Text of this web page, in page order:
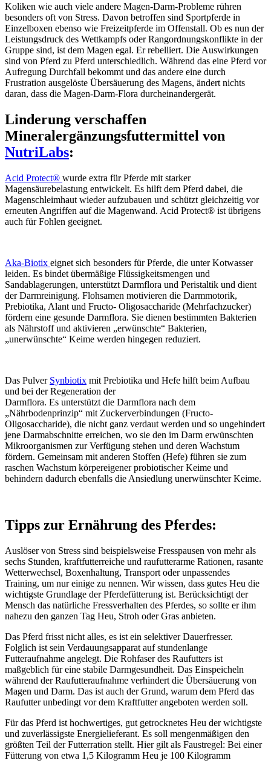
Koliken wie auch viele andere Magen-Darm-Probleme rühren
besonders oft von Stress. Davon betroffen sind Sportpferde in
Einzelboxen ebenso wie Freizeitpferde im Offenstall. Ob es nun der
Leistungsdruck des Wettkampfs oder Rangordnungskonflikte in der
Gruppe sind, ist dem Magen egal. Er rebelliert. Die Auswirkungen
sind von Pferd zu Pferd unterschiedlich. Während das eine Pferd vor
Aufregung Durchfall bekommt und das andere eine durch
Frustration ausgelöste Übersäuerung des Magens, ändert nichts
daran, dass die Magen-Darm-Flora durcheinandergerät.
Linderung verschaffen
Mineralergänzungsfuttermittel von
NutriLabs:
Acid Protect® wurde extra für Pferde mit starker
Magensäurebelastung entwickelt. Es hilft dem Pferd dabei, die
Magenschleimhaut wieder aufzubauen und schützt gleichzeitig vor
erneuten Angriffen auf die Magenwand. Acid Protect® ist übrigens
auch für Fohlen geeignet.
Aka-Biotix eignet sich besonders für Pferde, die unter Kotwasser
leiden. Es bindet übermäßige Flüssigkeitsmengen und
Sandablagerungen, unterstützt Darmflora und Peristaltik und dient
der Darmreinigung. Flohsamen motivieren die Darmmotorik,
Prebiotika, Alant und Fructo- Oligosaccharide (Mehrfachzucker)
fördern eine gesunde Darmflora. Sie dienen bestimmten Bakterien
als Nährstoff und aktivieren „erwünschte“ Bakterien,
„unerwünschte“ Keime werden hingegen reduziert.
Das Pulver Synbiotix mit Prebiotika und Hefe hilft beim Aufbau
und bei der Regeneration der
Darmflora. Es unterstützt die Darmflora nach dem
„Nährbodenprinzip“ mit Zuckerverbindungen (Fructo-
Oligosaccharide), die nicht ganz verdaut werden und so ungehindert
jene Darmabschnitte erreichen, wo sie den im Darm erwünschten
Mikroorganismen zur Verfügung stehen und deren Wachstum
fördern. Gemeinsam mit anderen Stoffen (Hefe) führen sie zum
raschen Wachstum körpereigener probiotischer Keime und
behindern dadurch ebenfalls die Ansiedlung unerwünschter Keime.
Tipps zur Ernährung des Pferdes:
Auslöser von Stress sind beispielsweise Fresspausen von mehr als
sechs Stunden, kraftfutterreiche und raufutterarme Rationen, rasante
Wetterwechsel, Boxenhaltung, Transport oder unpassendes
Training, um nur einige zu nennen. Wir wissen, dass gutes Heu die
wichtigste Grundlage der Pferdefütterung ist. Berücksichtigt der
Mensch das natürliche Fressverhalten des Pferdes, so sollte er ihm
nahezu den ganzen Tag Heu, Stroh oder Gras anbieten.
Das Pferd frisst nicht alles, es ist ein selektiver Dauerfresser.
Folglich ist sein Verdauungsapparat auf stundenlange
Futteraufnahme angelegt. Die Rohfaser des Raufutters ist
maßgeblich für eine stabile Darmgesundheit. Das Einspeicheln
während der Raufutteraufnahme verhindert die Übersäuerung von
Magen und Darm. Das ist auch der Grund, warum dem Pferd das
Raufutter unbedingt vor dem Kraftfutter angeboten werden soll.
Für das Pferd ist hochwertiges, gut getrocknetes Heu der wichtigste
und zuverlässigste Energielieferant. Es soll mengenmäßigen den
größten Teil der Futterration stellt. Hier gilt als Faustregel: Bei einer
Fütterung von etwa 1,5 Kilogramm Heu je 100 Kilogramm